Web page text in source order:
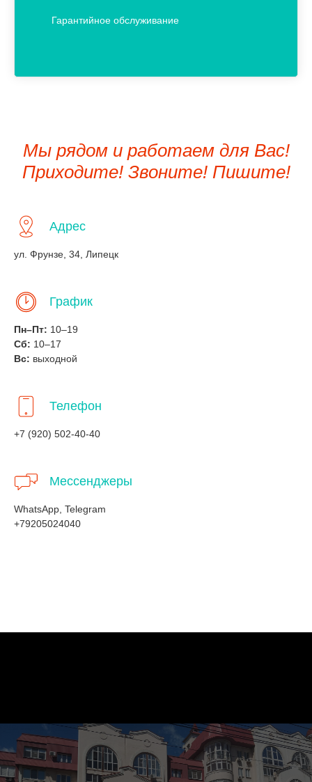
Гарантийное обслуживание
Мы рядом и работаем для Вас!
Приходите! Звоните! Пишите!
Адрес
ул. Фрунзе, 34, Липецк
График
Пн–Пт: 10–19
Сб: 10–17
Вс: выходной
Телефон
+7 (920) 502-40-40
Мессенджеры
WhatsApp, Telegram
+79205024040